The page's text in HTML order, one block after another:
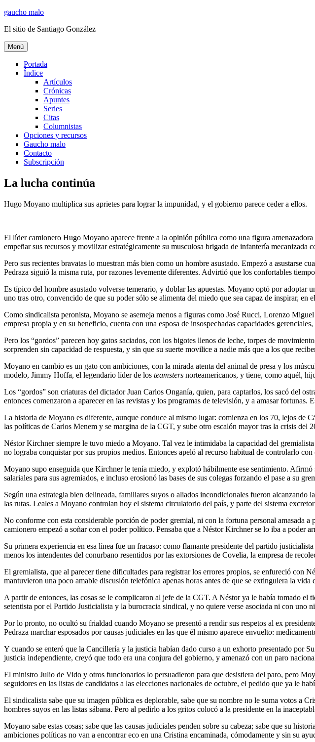
Ir
contenido
gaucho malo
El sitio de Santiago González
Menú
Portada
Índice
Artículos
Crónicas
Apuntes
Series
Citas
Columnistas
Opciones y recursos
Gaucho malo
Contacto
Subscripción
La lucha continúa
Hugo Moyano multiplica sus aprietes para lograr la impunidad, y el gobierno parece ceder a ellos.
El líder camionero Hugo Moyano aparece frente a la opinión pública como una figura
empeñar sus recursos y movilizar estratégicamente su musculosa brigada de infantería mecanizada
Pero sus recientes bravatas lo muestran más bien como un hombre asustado. Empezó a asustarse
Pedraza siguió la misma ruta, por razones levemente diferentes. Advirtió que los confortables
Es típico del hombre asustado volverse temerario, y doblar las apuestas. Moyano optó por adoptar
uno tras otro, convencido de que su poder sólo se alimenta del miedo que sea capaz de inspirar, en
Como sindicalista peronista, Moyano se asemeja menos a figuras como José Rucci, Lorenzo
empresa propia y en su beneficio, cuenta con una esposa de insospechadas capacidades
Pero los “gordos” parecen hoy gatos saciados, con los bigotes llenos de leche, torpes de
sorprenden sin capacidad de respuesta, y sin que su suerte movilice a nadie más que a los que
Moyano en cambio es un gato con ambiciones, con la mirada atenta del animal de presa y los
modelo, Jimmy Hoffa, el legendario líder de los teamsters norteamericanos, y tiene, como aquél,
Los “gordos” son criaturas del dictador Juan Carlos Onganía, quien, para captarlos, los sacó del
entonces comenzaron a aparecer en las revistas y los programas de televisión, y a amasar
La historia de Moyano es diferente, aunque conduce al mismo lugar: comienza en los 70, lejos de
las políticas de Carlos Menem y se margina de la CGT, y sube otro escalón mayor tras la crisis del
Néstor Kirchner siempre le tuvo miedo a Moyano. Tal vez le intimidaba la capacidad del
no lograba conquistar por sus propios medios. Entonces apeló al recurso habitual de controlarlo
Moyano supo enseguida que Kirchner le tenía miedo, y explotó hábilmente ese sentimiento.
salariales para sus agremiados, e incluso erosionó las bases de sus colegas forzando el pase a su
Según una estrategia bien delineada, familiares suyos o aliados incondicionales fueron
las rutas. Leales a Moyano controlan hoy el sistema circulatorio del país, y parte del sistema
No conforme con esta considerable porción de poder gremial, ni con la fortuna personal amasada
camionero empezó a soñar con el poder político. Pensaba que a Néstor Kirchner se lo iba a poder
Su primera experiencia en esa línea fue un fracaso: como flamante presidente del partido
menos los intendentes del conurbano resentidos por las extorsiones de Covelia, la empresa de
El gremialista, que al parecer tiene dificultades para registrar los errores propios, se enfureció con
mantuvieron una poco amable discusión telefónica apenas horas antes de que se extinguiera la vida
A partir de entonces, las cosas se le complicaron al jefe de la CGT. A Néstor ya le había tomado el
setentista por el Partido Justicialista y la burocracia sindical, y no quiere verse asociada ni con uno
Por lo pronto, no ocultó su frialdad cuando Moyano se presentó a rendir sus respetos al ex
Pedraza marchar esposados por causas judiciales en las que él mismo aparece envuelto:
Y cuando se enteró que la Cancillería y la justicia habían dado curso a un exhorto presentado por
justicia independiente, creyó que todo era una conjura del gobierno, y amenazó con un paro
El ministro Julio de Vido y otros funcionarios lo persuadieron para que desistiera del paro, pero
seguidores en las listas de candidatos a las elecciones nacionales de octubre, el pedido que ya le
El sindicalista sabe que su imagen pública es deplorable, sabe que su nombre no le suma votos a
hombres suyos en las listas sábana. Pero al pedirlo a los gritos colocó a la presidente en la
Moyano sabe estas cosas; sabe que las causas judiciales penden sobre su cabeza; sabe que su
ambiciones políticas no van a encontrar eco en una Cristina encaminada, cómodamente y sin su